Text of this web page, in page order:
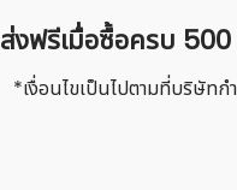
ส่งฟรีเมื่อซื้อครบ
*เงื่อนไขเป็นไปตามที่บริษัทก